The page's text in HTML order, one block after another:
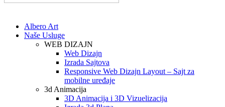
Albero Art
Naše Usluge
WEB DIZAJN
Web Dizajn
Izrada Sajtova
Responsive Web Dizajn Layout – Sajt za
mobilne uređaje
3d Animacija
3D Animacija i 3D Vizuelizacija